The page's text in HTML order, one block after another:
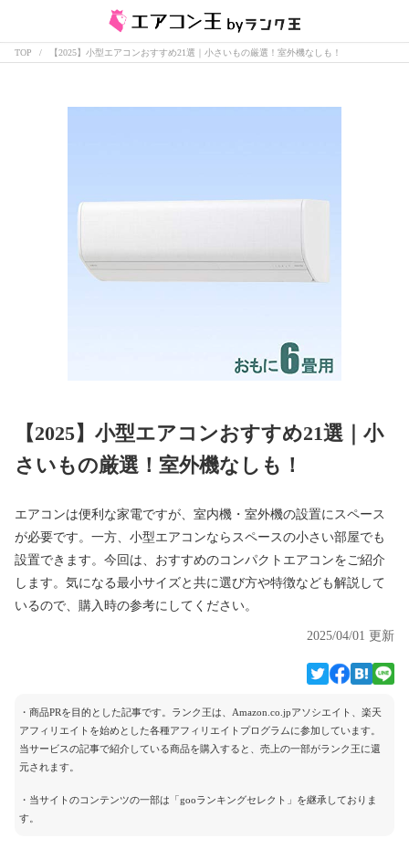
TOP 【2025】小型エアコンおすすめ21選｜小さいもの厳選！室外機なしも！
【2025】小型エアコンおすすめ21選｜小
さいもの厳選！室外機なしも！
エアコンは便利な家電ですが、室内機・室外機の設置にスペース
が必要です。一方、小型エアコンならスペースの小さい部屋でも
設置できます。今回は、おすすめのコンパクトエアコンをご紹介
します。気になる最小サイズと共に選び方や特徴なども解説して
いるので、購入時の参考にしてください。
2025/04/01 更新
・商品PRを目的とした記事です。ランク王は、Amazon.co.jpアソシエイト、楽天
アフィリエイトを始めとした各種アフィリエイトプログラムに参加しています。
当サービスの記事で紹介している商品を購入すると、売上の一部がランク王に還
元されます。
・当サイトのコンテンツの一部は「gooランキングセレクト」を継承しておりま
す。